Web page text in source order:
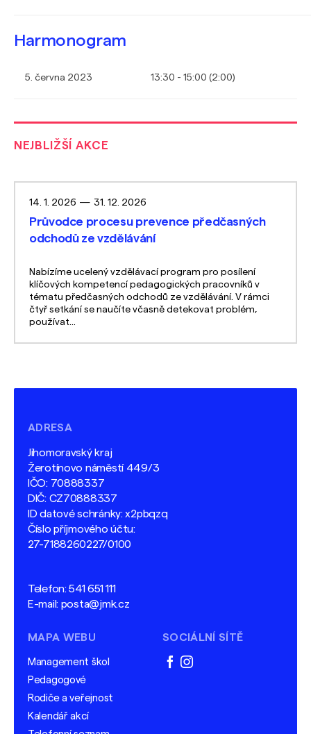
Harmonogram
5. června 2023 13:30 - 15:00 (2:00)
NEJBLIŽŠÍ AKCE
14. 1. 2026 — 31. 12. 2026
Průvodce procesu prevence předčasných
odchodů ze vzdělávání
Nabízíme ucelený vzdělávací program pro posílení
klíčových kompetencí pedagogických pracovníků v
tématu předčasných odchodů ze vzdělávání. V rámci
čtyř setkání se naučíte včasně detekovat problém,
používat...
ADRESA
Jihomoravský kraj
Žerotínovo náměstí 449/3
IČO: 70888337
DIČ: CZ70888337
ID datové schránky: x2pbqzq
Číslo příjmového účtu:
27-7188260227/0100
Telefon:541 651 111
E-mail: posta@jmk.cz
MAPA WEBU
Management škol
Pedagogové
Rodiče a veřejnost
Kalendář akcí
SOCIÁLNÍ SÍTĚ
facebook
instagram